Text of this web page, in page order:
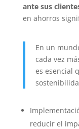
ante sus
en ahorros
En un
cada vez
es esencial
reducir el